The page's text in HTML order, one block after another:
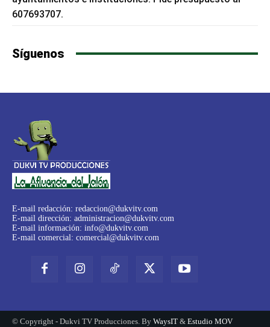
607693707.
Síguenos
E-mail redacción: redaccion@dukvitv.com
E-mail dirección: administracion@dukvitv.com
E-mail información: info@dukvitv.com
E-mail comercial: comercial@dukvitv.com
© Copyright - Dukvi TV Producciones. By WaysIT & Estudio MOV